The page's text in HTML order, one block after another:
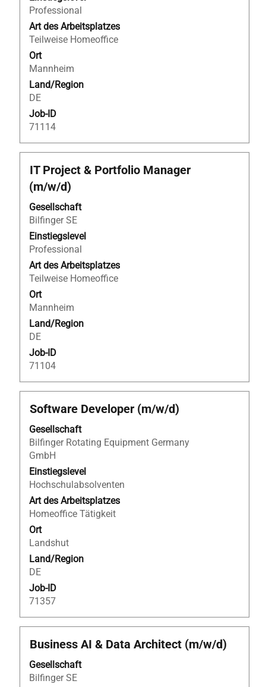
Professional
Art des Arbeitsplatzes
Teilweise Homeoffice
Ort
Mannheim
Land/Region
DE
Job-ID
71114
die
Stelleninformationen
vollständig
anzuzeigen.
Stellenbezeichnung
IT Project & Portfolio Manager
(m/w/d)
Gesellschaft
Bilfinger SE
Einstiegslevel
Professional
Art des Arbeitsplatzes
Teilweise Homeoffice
Ort
Mannheim
Land/Region
DE
Job-ID
71104
Drücken
Sie
die
Leertaste,
um
die
Stelleninformationen
vollständig
anzuzeigen.
Stellenbezeichnung
Software Developer (m/w/d)
Gesellschaft
Bilfinger Rotating Equipment Germany
GmbH
Einstiegslevel
Hochschulabsolventen
Art des Arbeitsplatzes
Homeoffice Tätigkeit
Ort
Landshut
Land/Region
DE
Job-ID
71357
Drücken
die
Leertaste,
um
die
Stelleninformationen
vollständig
anzuzeigen.
Stellenbezeichnung
Business AI & Data Architect (m/w/d)
Gesellschaft
Bilfinger SE
Drücken
die
Leertaste,